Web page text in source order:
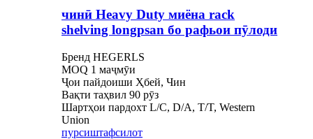
чинӣ Heavy Duty миёна rack
shelving longpsan бо рафьои пӯлоди
Бренд HEGERLS
MOQ 1 маҷмӯи
Ҷои пайдоиши Ҳбей, Чин
Вақти таҳвил 90 рӯз
Шартҳои пардохт L/C, D/A, T/T, Western
Union
пурсиштафсилот